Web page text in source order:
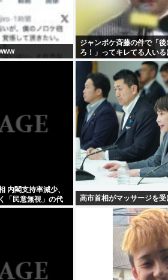
ジャンポケ斉藤の件で「
ろ！」ってキレてる人い
い人とそんな事しなきゃ
内閣支持率減少、
「民意無視」の代
高市首相がマッサージを